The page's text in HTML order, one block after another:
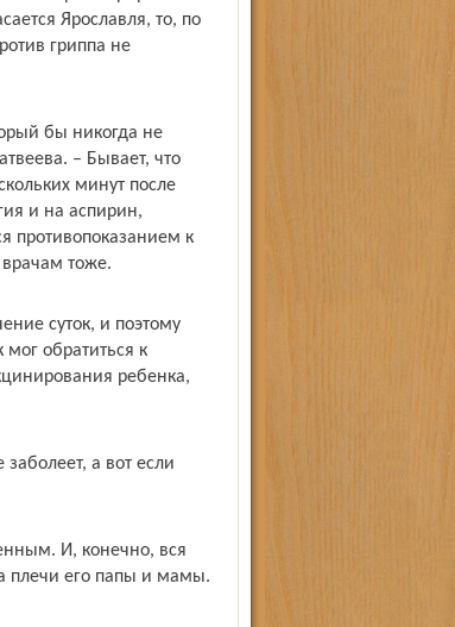
Ярославля, то, по
гриппа не
бы никогда не
– Бывает, что
минут после
и на аспирин,
противопоказанием к
тоже.
суток, и поэтому
обратиться к
ребенка,
а вот если
И, конечно, вся
плечи его папы и мамы.